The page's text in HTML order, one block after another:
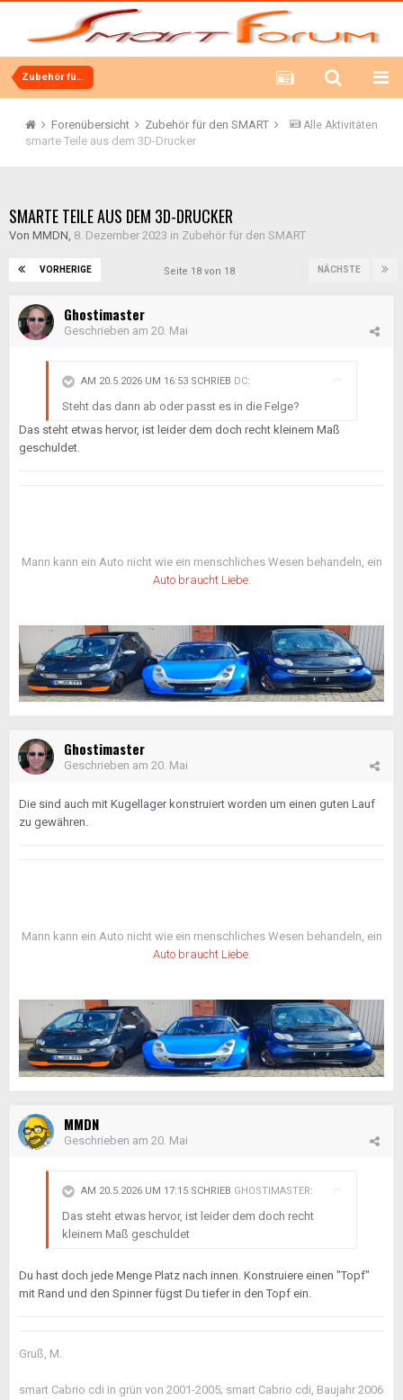
Zubehör für den SMART
Alle Aktivitäten
Forenübersicht
Zubehör für den SMART
smarte Teile aus dem 3D-Drucker
SMARTE TEILE AUS DEM 3D-DRUCKER
Von MMDN, 8. Dezember 2023 in Zubehör für den SMART
VORHERIGE NÄCHSTE
Seite 18 von 18
Ghostimaster
Geschrieben am 20. Mai
AM 20.5.2026 UM 16:53 SCHRIEB DC:
Steht das dann ab oder passt es in die Felge?
Das steht etwas hervor, ist leider dem doch recht kleinem Maß
geschuldet.
Mann kann ein Auto nicht wie ein menschliches Wesen behandeln, ein
Auto braucht Liebe.
Ghostimaster
Geschrieben am 20. Mai
Die sind auch mit Kugellager konstruiert worden um einen guten Lauf
zu gewähren.
Mann kann ein Auto nicht wie ein menschliches Wesen behandeln, ein
Auto braucht Liebe.
MMDN
Geschrieben am 20. Mai
AM 20.5.2026 UM 17:15 SCHRIEB GHOSTIMASTER:
Das steht etwas hervor, ist leider dem doch recht
kleinem Maß geschuldet
Du hast doch jede Menge Platz nach innen. Konstruiere einen "Topf"
mit Rand und den Spinner fügst Du tiefer in den Topf ein.
Gruß, M.
smart Cabrio cdi in grün von 2001-2005; smart Cabrio cdi, Baujahr 2006